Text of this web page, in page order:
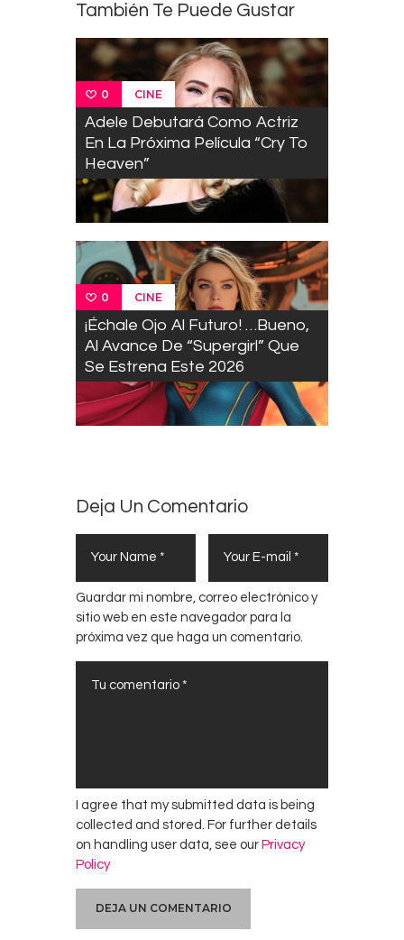
También Te Puede Gustar
0 CINE
Adele Debutará Como Actriz
En La Próxima Película “Cry To
Heaven”
0 CINE
¡Échale Ojo Al Futuro! …Bueno,
Al Avance De “Supergirl” Que
Se Estrena Este 2026
Deja Un Comentario
Guardar mi nombre, correo electrónico y
sitio web en este navegador para la
próxima vez que haga un comentario.
I agree that my submitted data is being
collected and stored. For further details
on handling user data, see our Privacy
Policy